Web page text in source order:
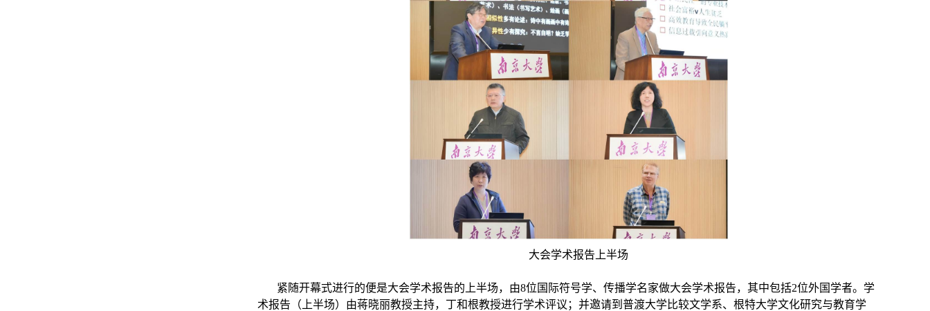
大会学术报告上半场
紧随开幕式进行的便是大会学术报告的上半场，由8位国际符号学、传播学名家做大会学术报告，其中包括2位外国学者。学
术报告（上半场）由蒋晓丽教授主持，丁和根教授进行学术评议；并邀请到普渡大学比较文学系、根特大学文化研究与教育学